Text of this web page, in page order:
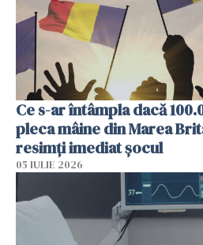
Ce s-ar întâmpla dacă
pleca mâine din Marea
resimți imediat șocul
05 IULIE 2026